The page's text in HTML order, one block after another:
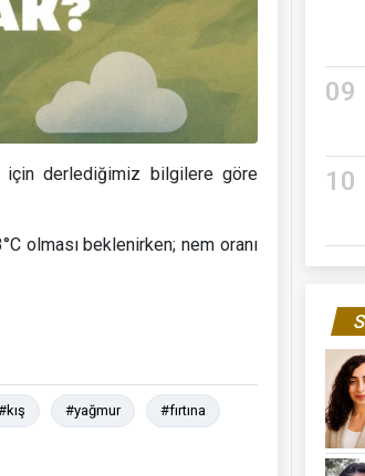
için derlediğimiz bilgilere göre
olması beklenirken; nem oranı
#yağmur #fırtına
09
10